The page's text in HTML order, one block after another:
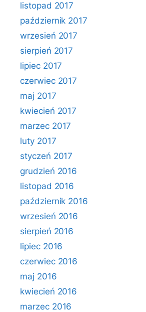
listopad 2017
październik 2017
wrzesień 2017
sierpień 2017
lipiec 2017
czerwiec 2017
maj 2017
kwiecień 2017
marzec 2017
luty 2017
styczeń 2017
grudzień 2016
listopad 2016
październik 2016
wrzesień 2016
sierpień 2016
lipiec 2016
czerwiec 2016
maj 2016
kwiecień 2016
marzec 2016